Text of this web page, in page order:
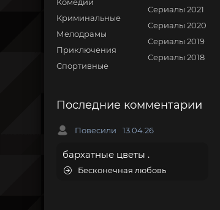
Криминальные
Мелодрамы
Приключения
Спортивные
Сериалы 2021
Сериалы 2020
Сериалы 2019
Сериалы 2018
Последние комментарии
Повесили 13.04.26
бархатные цветы .
Бесконечная любовь